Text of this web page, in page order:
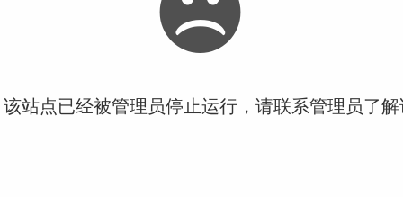
站点已经被管理员停止运行，请联系管理员了